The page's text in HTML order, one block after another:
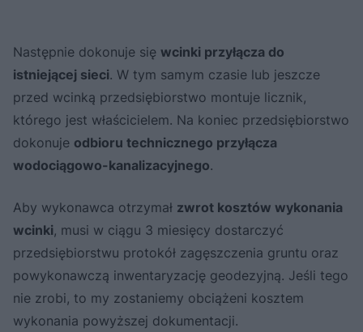
Następnie dokonuje się wcinki przyłącza do
istniejącej sieci. W tym samym czasie lub jeszcze
przed wcinką przedsiębiorstwo montuje licznik,
którego jest właścicielem. Na koniec przedsiębiorstwo
dokonuje odbioru technicznego przyłącza
wodociągowo-kanalizacyjnego.
Aby wykonawca otrzymał zwrot kosztów wykonania
wcinki, musi w ciągu 3 miesięcy dostarczyć
przedsiębiorstwu protokół zagęszczenia gruntu oraz
powykonawczą inwentaryzację geodezyjną. Jeśli tego
nie zrobi, to my zostaniemy obciążeni kosztem
wykonania powyższej dokumentacji.